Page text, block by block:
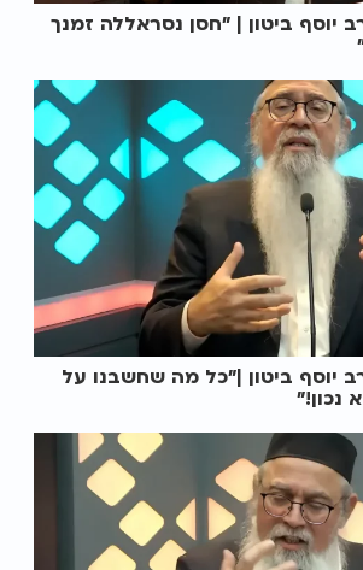
יוסף ביטון | "חסן נסראללה זמנך
יוסף ביטון |"כל מה שחשבנו על
נכון!"